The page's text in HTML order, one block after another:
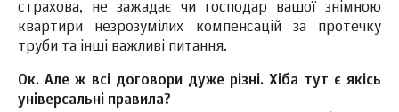
страхова, не зажадає чи господар вашої знімною
квартири незрозумілих компенсацій за протечку
труби та інші важливі питання.
Ок. Але ж всі договори дуже різні. Хіба тут є якісь
універсальні правила?